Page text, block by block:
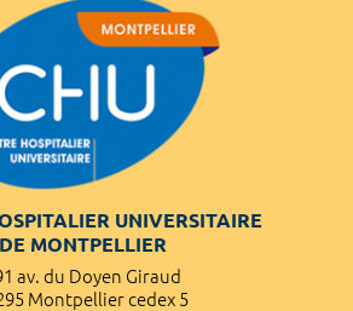
UNIVERSITAIRE
DE MONTPELLIER
av. du Doyen Giraud
Montpellier cedex 5